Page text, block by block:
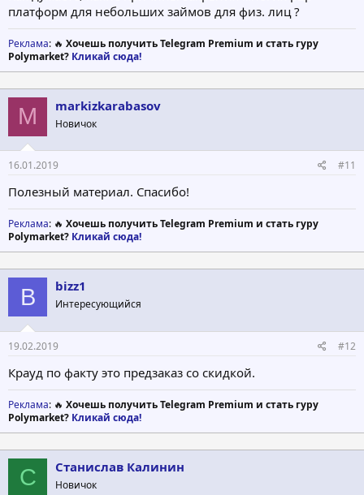
платформ для небольших займов для физ. лиц ?
Реклама: 🔥 Хочешь получить Telegram Premium и стать гуру
Polymarket? Кликай сюда!
M markizkarabasov
Новичок
16.01.2019 #11
Полезный материал. Спасибо!
Реклама: 🔥 Хочешь получить Telegram Premium и стать гуру
Polymarket? Кликай сюда!
B bizz1
Интересующийся
19.02.2019 #12
Крауд по факту это предзаказ со скидкой.
Реклама: 🔥 Хочешь получить Telegram Premium и стать гуру
Polymarket? Кликай сюда!
С Станислав Калинин
Новичок